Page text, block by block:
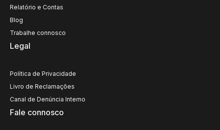
Relatório e Contas
Blog
Trabalhe connosco
Legal
Política de Privacidade
Livro de Reclamações
Canal de Denúncia Interno
Fale connosco